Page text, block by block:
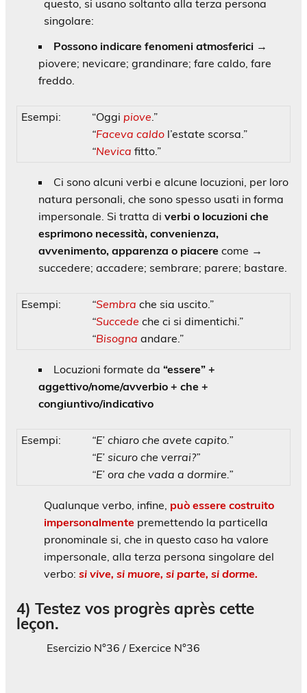
questo, si usano soltanto alla terza persona
singolare:
Possono indicare fenomeni atmosferici →
piovere; nevicare; grandinare; fare caldo, fare
freddo.
Esempi: “Oggi piove.”
“Faceva caldo l’estate scorsa.”
“Nevica fitto.”
Ci sono alcuni verbi e alcune locuzioni, per loro
natura personali, che sono spesso usati in forma
impersonale. Si tratta di verbi o locuzioni che
esprimono necessità, convenienza,
avvenimento, apparenza o piacere come →
succedere; accadere; sembrare; parere; bastare.
Esempi: “Sembra che sia uscito.”
“Succede che ci si dimentichi.”
“Bisogna andare.”
Locuzioni formate da “essere” +
aggettivo/nome/avverbio + che +
congiuntivo/indicativo
Esempi:
“E’ chiaro che avete capito.”
“E’ sicuro che verrai?”
“E’ ora che vada a dormire.”
Qualunque verbo, infine, può essere costruito
impersonalmente premettendo la particella
pronominale si, che in questo caso ha valore
impersonale, alla terza persona singolare del
verbo: si vive, si muore, si parte, si dorme.
4) Testez vos progrès après cette
leçon.
Esercizio N°36 / Exercice N°36